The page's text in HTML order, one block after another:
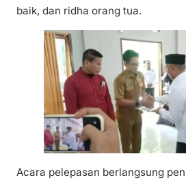
baik, dan ridha orang tua.
Acara pelepasan berlangsung